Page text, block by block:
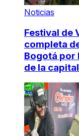
Noticias
Festival de
completa
Bogotá por
de la capital